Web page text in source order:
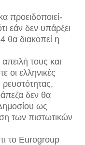
προειδοποιεί-
εάν δεν υπάρξει
θα διακοπεί η
τους και
οι ελληνικές
δεν θα
ως
των πιστωτικών
το Eurogroup